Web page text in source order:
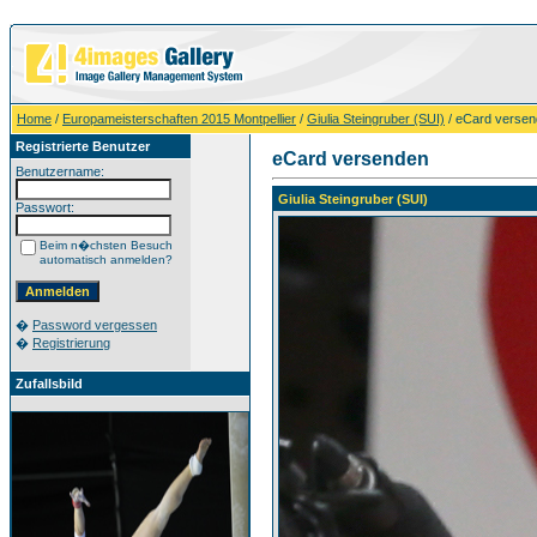
Home / Europameisterschaften 2015 Montpellier / Giulia Steingruber (SUI) / eCard
Registrierte Benutzer
Benutzername:
Passwort:
Beim n�chsten Besuch
automatisch anmelden?
� Password vergessen
� Registrierung
Zufallsbild
eCard versenden
Giulia Steingruber (SUI)